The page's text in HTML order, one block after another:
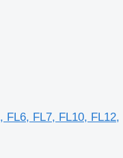
FL6, FL7, FL10, FL12,